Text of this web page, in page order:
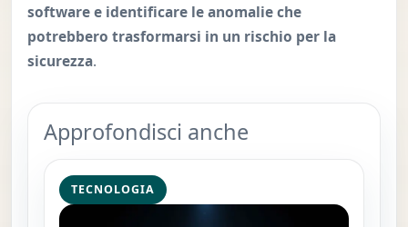
software e identificare le anomalie che
potrebbero trasformarsi in un rischio per la
sicurezza.
Approfondisci anche
TECNOLOGIA